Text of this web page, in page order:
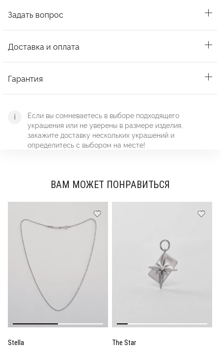
Задать вопрос
Доставка и оплата
Гарантия
Если вы сомневаетесь в выборе подходящего
украшения или не уверены в размере изделия,
закажите доставку нескольких украшений и
определитесь с выбором на месте!
ВАМ МОЖЕТ ПОНРАВИТЬСЯ
Stella
The Star